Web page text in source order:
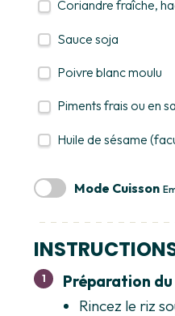
Coriandre fraîche,
Sauce soja
Poivre blanc moulu
Piments frais ou en
Huile de sésame
Mode Cuisson
Préparation du
Rincez le riz